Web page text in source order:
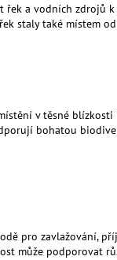
a vodních zdrojů
staly také místem
v těsné
bohatou
pro zavlažování,
může podporovat